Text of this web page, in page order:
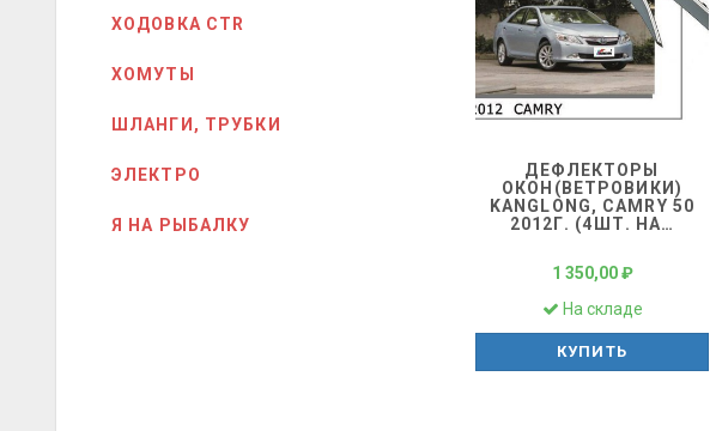
ХОДОВКА CTR
ХОМУТЫ
ШЛАНГИ, ТРУБКИ
ЭЛЕКТРО
Я НА РЫБАЛКУ
ДЕФЛЕКТОРЫ
ОКОН(ВЕТРОВИКИ)
KANGLONG, CAMRY 50
2012Г. (4ШТ. НА…
1 350,00 ₽
На складе
КУПИТЬ